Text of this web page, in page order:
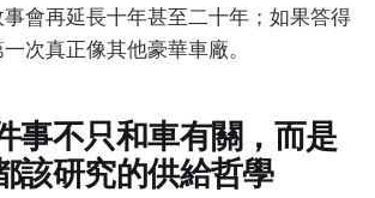
會再延長十年甚至二十年；如果答得
次真正像其他豪華車廠。
事不只和車有關，而是
該研究的供給哲學